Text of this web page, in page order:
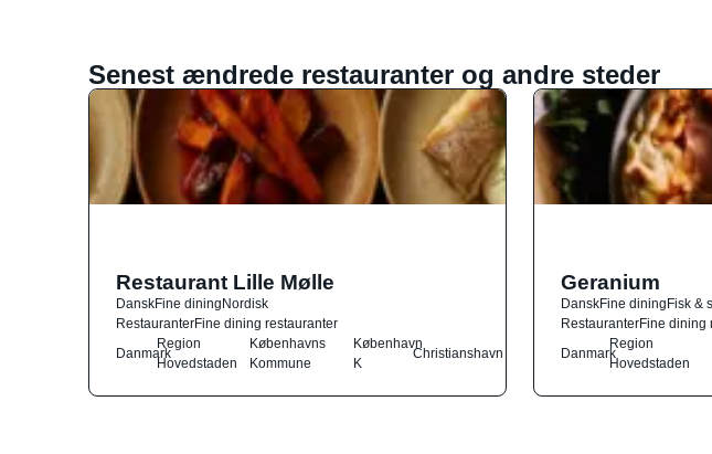
Senest ændrede restauranter og andre steder
Restaurant Lille Mølle
DanskFine diningNordisk
RestauranterFine dining restauranter
Danmark
Region
Hovedstaden
Københavns
Kommune
København
K
Christianshavn
Geranium
DanskFine diningFisk &
RestauranterFine dining
Danmark
Region
Hovedstaden